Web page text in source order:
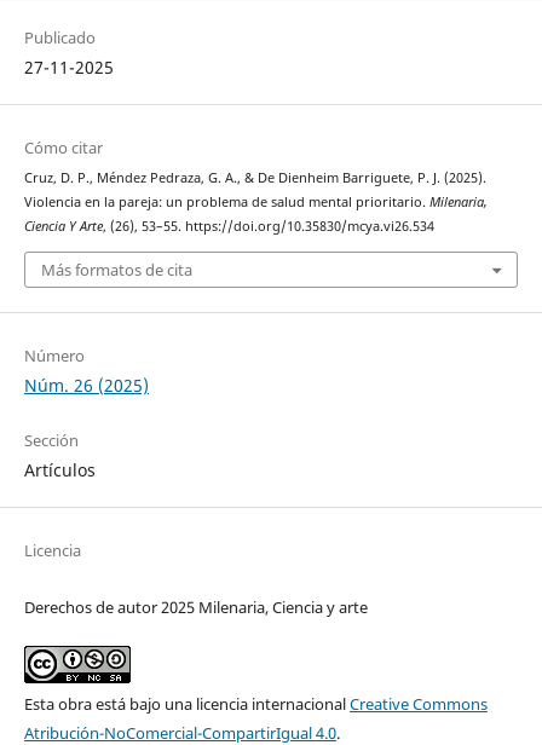
Publicado
27-11-2025
Cómo citar
Cruz, D. P., Méndez Pedraza, G. A., & De Dienheim Barriguete, P. J. (2025).
Violencia en la pareja: un problema de salud mental prioritario. Milenaria,
Ciencia Y Arte, (26), 53–55. https://doi.org/10.35830/mcya.vi26.534
Más formatos de cita
Número
Núm. 26 (2025)
Sección
Artículos
Licencia
Derechos de autor 2025 Milenaria, Ciencia y arte
Esta obra está bajo una licencia internacionalCreative Commons
Atribución-NoComercial-CompartirIgual 4.0.